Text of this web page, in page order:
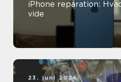
iPhone reparation:
vide
23. juni 2024